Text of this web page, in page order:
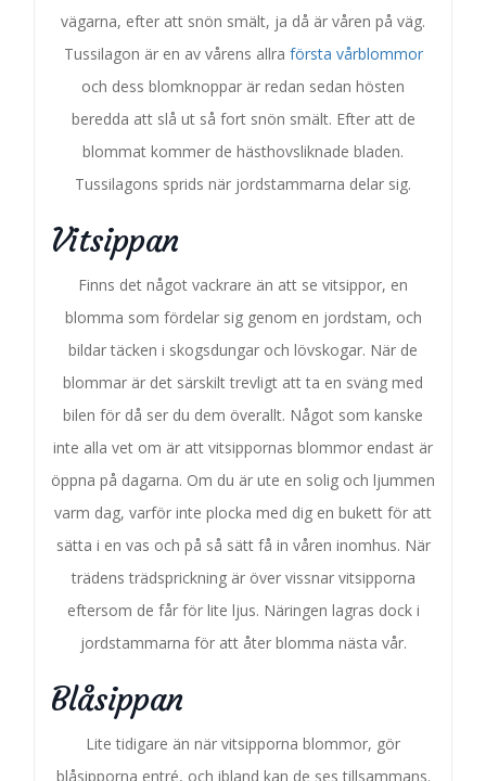
vägarna, efter att snön smält, ja då är våren på väg.
Tussilagon är en av vårens allra första vårblommor
och dess blomknoppar är redan sedan hösten
beredda att slå ut så fort snön smält. Efter att de
blommat kommer de hästhovsliknade bladen.
Tussilagons sprids när jordstammarna delar sig.
Vitsippan
Finns det något vackrare än att se vitsippor, en
blomma som fördelar sig genom en jordstam, och
bildar täcken i skogsdungar och lövskogar. När de
blommar är det särskilt trevligt att ta en sväng med
bilen för då ser du dem överallt. Något som kanske
inte alla vet om är att vitsippornas blommor endast är
öppna på dagarna. Om du är ute en solig och ljummen
varm dag, varför inte plocka med dig en bukett för att
sätta i en vas och på så sätt få in våren inomhus. När
trädens trädsprickning är över vissnar vitsipporna
eftersom de får för lite ljus. Näringen lagras dock i
jordstammarna för att åter blomma nästa vår.
Blåsippan
Lite tidigare än när vitsipporna blommor, gör
blåsipporna entré, och ibland kan de ses tillsammans.